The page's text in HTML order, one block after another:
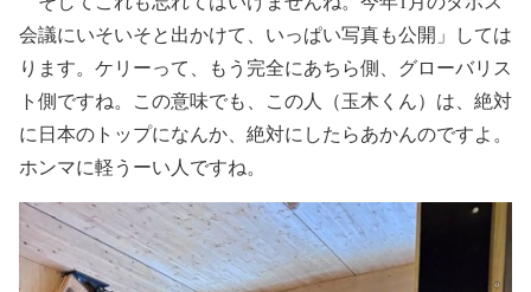
会議にいそいそと出かけて、いっぱい写真も公開」しては
ります。ケリーって、もう完全にあちら側、グローバリス
ト側ですね。この意味でも、この人（玉木くん）は、絶対
に日本のトップになんか、絶対にしたらあかんのですよ。
ホンマに軽うーい人ですね。